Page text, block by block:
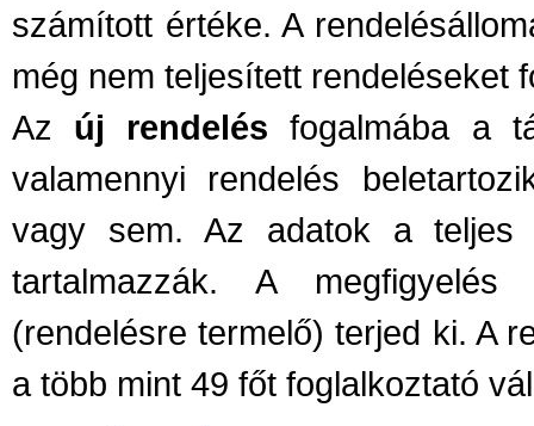
számított értéke. A
még nem teljesített rendeléseket
Az új rendelés fogalmába a
valamennyi rendelés
vagy sem. Az adatok a teljes
tartalmazzák. A
(rendelésre termelő) terjed ki. A
a több mint 49 főt foglalkoztató